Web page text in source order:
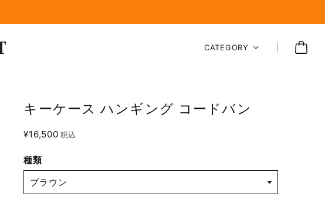
CATEGORY
キーケース ハンギング コードバン
¥16,500 税込
種類